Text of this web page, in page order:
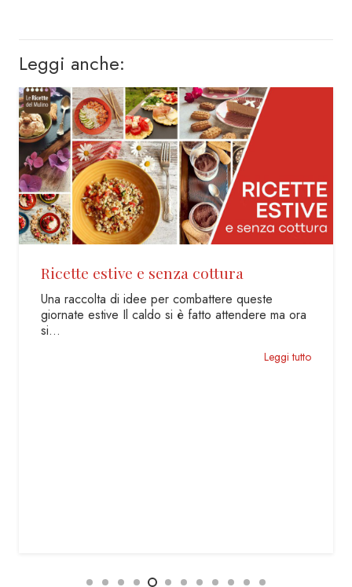
Leggi anche:
Insalata estiva farro e fagiolini
Un piatto unico per le gite fuori porta e per
combattere il caldo delle giornate estiva In
questi…
Leggi tutto